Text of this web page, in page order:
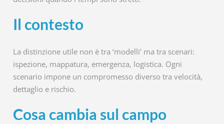
Il contesto
La distinzione utile non è tra ‘modelli’ ma tra scenari:
ispezione, mappatura, emergenza, logistica. Ogni
scenario impone un compromesso diverso tra velocità,
dettaglio e rischio.
Cosa cambia sul campo